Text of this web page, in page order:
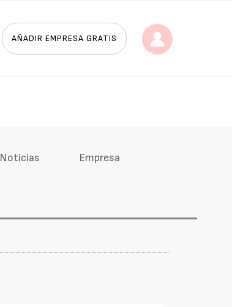
AÑADIR EMPRESA GRATIS
Noticias Empresa